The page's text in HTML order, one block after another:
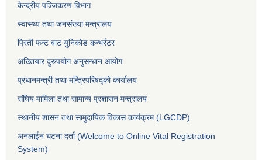
केन्द्रीय पञ्जिकरण विभाग
स्वास्थ्य तथा जनसंख्या मन्त्रालय
प्रिती फन्ट बाट युनिकोड कन्भर्रटर
अख्तियार दुरुपयोग अनुसन्धान आयोग
प्रधानमन्त्री तथा मन्त्रिपरिषद्को कार्यालय
संघिय मामिला तथा सामान्य प्रशासन मन्त्रालय
स्थानीय शासन तथा सामुदायिक विकास कार्यक्रम (LGCDP)
अनलाईन घटना दर्ता (Welcome to Online Vital Registration
System)